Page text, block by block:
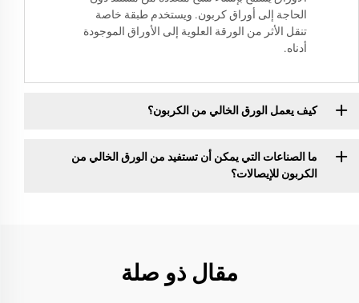
الحاجة إلى أوراق كربون. ويستخدم طبقة خاصة
تنقل الأثر من الورقة العلوية إلى الأوراق الموجودة
أدناه.
كيف يعمل الورق الخالي من الكربون؟
ما الصناعات التي يمكن أن تستفيد من الورق الخالي من
الكربون للإيصالات؟
مقال ذو صلة